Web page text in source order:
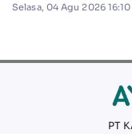
Selasa, 04 Agu 2026
PT